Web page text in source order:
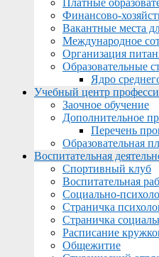
Платные
Финансово-
Вакантные места
Международное
Организация
Образовательные
Ядро
Учебный центр
Заочное обучение
Дополнительное
Перечень
Образовательная
Воспитательная
Спортивный клуб
Воспитательная
Социально-
Страничка
Страничка
Расписание
Общежитие